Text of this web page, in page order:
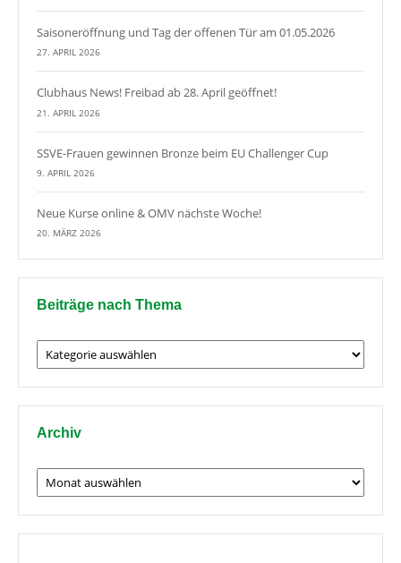
Saisoneröffnung und Tag der offenen Tür am 01.05.2026
27. APRIL 2026
Clubhaus News! Freibad ab 28. April geöffnet!
21. APRIL 2026
SSVE-Frauen gewinnen Bronze beim EU Challenger Cup
9. APRIL 2026
Neue Kurse online & OMV nächste Woche!
20. MÄRZ 2026
Beiträge nach Thema
Beiträge
nach
Thema
Archiv
Archiv